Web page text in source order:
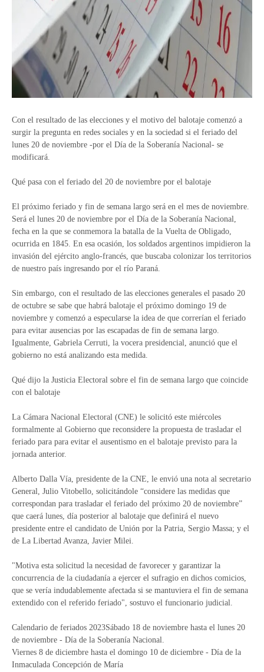
Con el resultado de las elecciones y el motivo del balotaje comenzó a
surgir la pregunta en redes sociales y en la sociedad si el feriado del
lunes 20 de noviembre -por el Día de la Soberanía Nacional- se
modificará.
Qué pasa con el feriado del 20 de noviembre por el balotaje
El próximo feriado y fin de semana largo será en el mes de noviembre.
Será el lunes 20 de noviembre por el Día de la Soberanía Nacional,
fecha en la que se conmemora la batalla de la Vuelta de Obligado,
ocurrida en 1845. En esa ocasión, los soldados argentinos impidieron la
invasión del ejército anglo-francés, que buscaba colonizar los territorios
de nuestro país ingresando por el río Paraná.
Sin embargo, con el resultado de las elecciones generales el pasado 20
de octubre se sabe que habrá balotaje el próximo domingo 19 de
noviembre y comenzó a especularse la idea de que correrían el feriado
para evitar ausencias por las escapadas de fin de semana largo.
Igualmente, Gabriela Cerruti, la vocera presidencial, anunció que el
gobierno no está analizando esta medida.
Qué dijo la Justicia Electoral sobre el fin de semana largo que coincide
con el balotaje
La Cámara Nacional Electoral (CNE) le solicitó este miércoles
formalmente al Gobierno que reconsidere la propuesta de trasladar el
feriado para para evitar el ausentismo en el balotaje previsto para la
jornada anterior.
Alberto Dalla Vía, presidente de la CNE, le envió una nota al secretario
General, Julio Vitobello, solicitándole “considere las medidas que
correspondan para trasladar el feriado del próximo 20 de noviembre”
que caerá lunes, día posterior al balotaje que definirá el nuevo
presidente entre el candidato de Unión por la Patria, Sergio Massa; y el
de La Libertad Avanza, Javier Milei.
"Motiva esta solicitud la necesidad de favorecer y garantizar la
concurrencia de la ciudadanía a ejercer el sufragio en dichos comicios,
que se vería indudablemente afectada si se mantuviera el fin de semana
extendido con el referido feriado", sostuvo el funcionario judicial.
Calendario de feriados 2023Sábado 18 de noviembre hasta el lunes 20
de noviembre - Día de la Soberanía Nacional.
Viernes 8 de diciembre hasta el domingo 10 de diciembre - Día de la
Inmaculada Concepción de María